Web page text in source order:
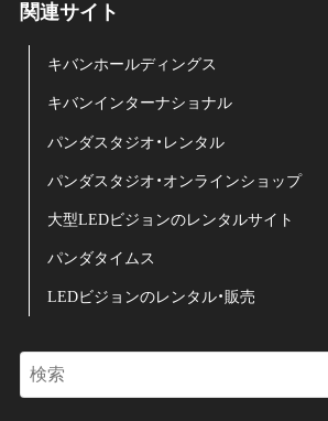
関連サイト
キバンホールディングス
キバンインターナショナル
パンダスタジオ・レンタル
パンダスタジオ・オンラインショップ
大型LEDビジョンのレンタルサイト
パンダタイムス
LEDビジョンのレンタル・販売